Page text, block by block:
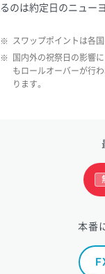
るのは約定日のニュー
※ スワップポイントは各
※
国内外の祝祭日の影響
もロールオーバーが行
ります。
本番